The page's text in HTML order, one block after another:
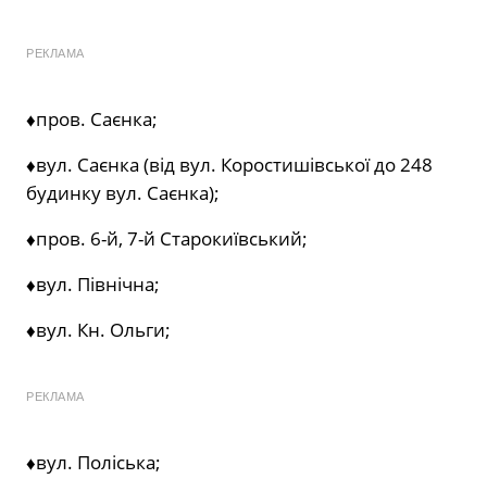
РЕКЛАМА
♦️пров. Саєнка;
♦️вул. Саєнка (від вул. Коростишівської до 248
будинку вул. Саєнка);
♦️пров. 6-й, 7-й Старокиївський;
♦️вул. Північна;
♦️вул. Кн. Ольги;
РЕКЛАМА
♦️вул. Поліська;